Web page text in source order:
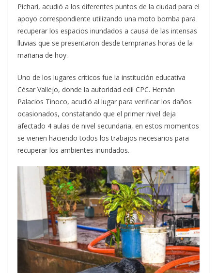
Pichari, acudió a los diferentes puntos de la ciudad para el
apoyo correspondiente utilizando una moto bomba para
recuperar los espacios inundados a causa de las intensas
lluvias que se presentaron desde tempranas horas de la
mañana de hoy.
Uno de los lugares críticos fue la institución educativa
César Vallejo, donde la autoridad edil CPC. Hernán
Palacios Tinoco, acudió al lugar para verificar los daños
ocasionados, constatando que el primer nivel deja
afectado 4 aulas de nivel secundaria, en estos momentos
se vienen haciendo todos los trabajos necesarios para
recuperar los ambientes inundados.